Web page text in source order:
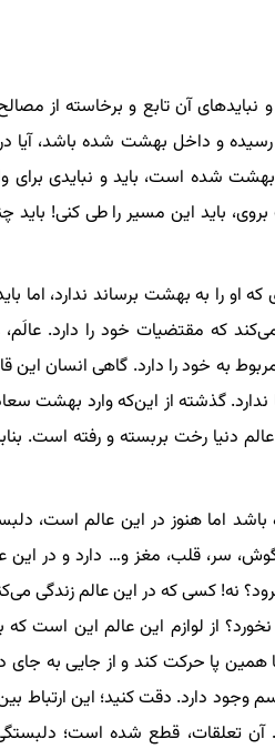
و نبایدهای آن تابع و برخاسته از
و داخل بهشت شده باشد، آیا
شده است، باید و نبایدی برای
باید این مسیر را طی کنی! باید
او را به بهشت برساند ندارد، اما
که مقتضیات خود را دارد.
به خود را دارد. گاهی انسان این
ندارد. گذشته از این‌که وارد بهشت
دنیا رخت بربسته و رفته است.
اما هنوز در این عالم است،
سر، قلب، مغز و… دارد و در این
نه! کسی که در این عالم زندگی
از لوازم این عالم این است که
همین پا حرکت کند و از جایی به جای
دارد. دقت کنید؛ این ارتباط
آن تعلقات، قطع شده است؛